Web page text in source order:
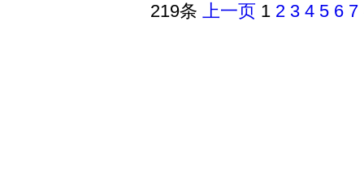
219条 上一页 1 2 3 4 5 6 7